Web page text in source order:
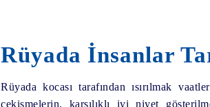
Rüyada İnsanlar
Rüyada kocası tarafından ısırılmak
çekişmelerin, karşılıklı iyi niyet